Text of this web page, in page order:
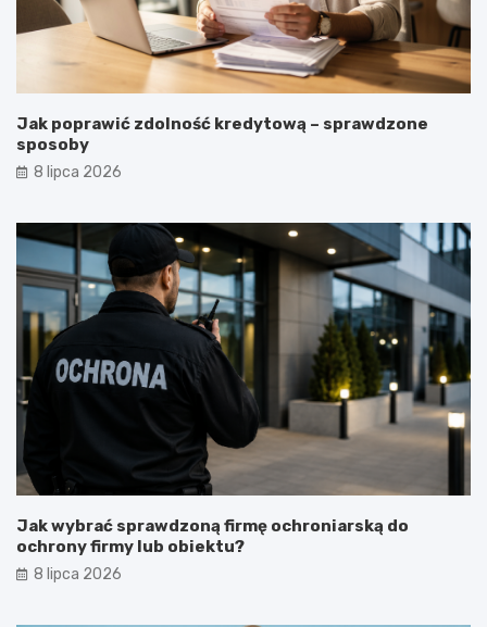
Jak poprawić zdolność kredytową – sprawdzone
sposoby
8 lipca 2026
Jak wybrać sprawdzoną firmę ochroniarską do
ochrony firmy lub obiektu?
8 lipca 2026